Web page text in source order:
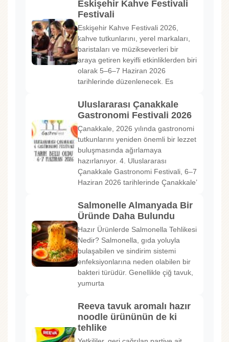
Eskişehir Kahve Festivali
Festivali
Eskişehir Kahve Festivali 2026,
kahve tutkunlarını, yerel markaları,
baristaları ve müzikseverleri bir
araya getiren keyifli etkinliklerden biri
olarak 5–6–7 Haziran 2026
tarihlerinde düzenlenecek. Es
Uluslararası Çanakkale
Gastronomi Festivali 2026
Çanakkale, 2026 yılında gastronomi
tutkunlarını yeniden önemli bir lezzet
buluşmasında ağırlamaya
hazırlanıyor. 4. Uluslararası
Çanakkale Gastronomi Festivali, 6–7
Haziran 2026 tarihlerinde Çanakkale’
Salmonelle Almanyada Bir
Üründe Daha Bulundu
Hazır Ürünlerde Salmonella Tehlikesi
Nedir? Salmonella, gıda yoluyla
bulaşabilen ve sindirim sistemi
enfeksiyonlarına neden olabilen bir
bakteri türüdür. Genellikle çiğ tavuk,
yumurta
Reeva tavuk aromalı hazır
noodle ürününün de ki
tehlike